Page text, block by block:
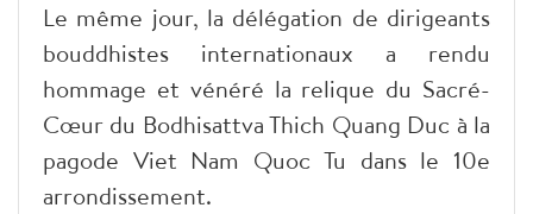
Le même jour, la délégation de dirigeants
bouddhistes internationaux a rendu
hommage et vénéré la relique du Sacré-
Cœur du Bodhisattva Thich Quang Duc à la
pagode Viet Nam Quoc Tu dans le 10e
arrondissement.